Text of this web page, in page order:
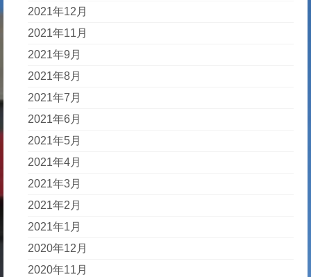
2021年12月
2021年11月
2021年9月
2021年8月
2021年7月
2021年6月
2021年5月
2021年4月
2021年3月
2021年2月
2021年1月
2020年12月
2020年11月